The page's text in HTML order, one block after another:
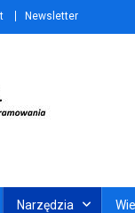
Newsletter
Narzędzia